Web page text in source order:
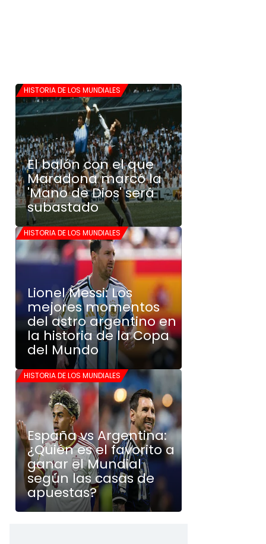
HISTORIA DE LOS MUNDIALES
El balón con el que
Maradona marcó la
'Mano de Dios' será
subastado
HISTORIA DE LOS MUNDIALES
Lionel Messi: Los
mejores momentos
del astro argentino en
la historia de la Copa
del Mundo
HISTORIA DE LOS MUNDIALES
España vs Argentina:
¿Quién es el favorito a
ganar el Mundial
según las casas de
apuestas?